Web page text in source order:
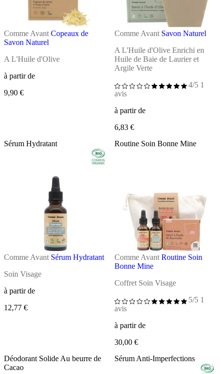
Comme Avant Copeaux de
Savon Naturel
A L'Huile d'Olive
à partir de
9,90 €
Comme Avant Savon Naturel
A L'Huile d'Olive Enrichi en
Huile de Baie de Laurier et
Argile Verte
4/5 1
avis
à partir de
6,83 €
Sérum Hydratant
Comme Avant Sérum Hydratant
Soin Visage
à partir de
12,77 €
Routine Soin Bonne Mine
Comme Avant Routine Soin
Bonne Mine
Coffret Soin Visage
5/5 1
avis
à partir de
30,00 €
Déodorant Solide Au beurre de
Cacao
Sérum Anti-Imperfections